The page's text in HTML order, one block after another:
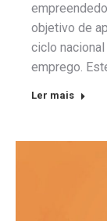
objetivo de
ciclo
emprego.
Ler mais